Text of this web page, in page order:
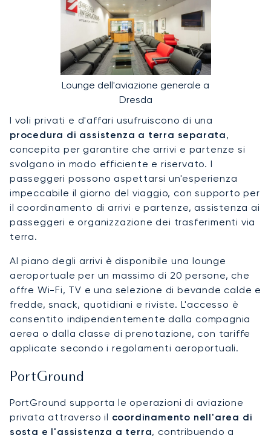
Lounge dell'aviazione generale a
Dresda
I voli privati e d'affari usufruiscono di una
procedura di assistenza a terra separata,
concepita per garantire che arrivi e partenze si
svolgano in modo efficiente e riservato. I
passeggeri possono aspettarsi un'esperienza
impeccabile il giorno del viaggio, con supporto per
il coordinamento di arrivi e partenze, assistenza ai
passeggeri e organizzazione dei trasferimenti via
terra.
Al piano degli arrivi è disponibile una lounge
aeroportuale per un massimo di 20 persone, che
offre Wi-Fi, TV e una selezione di bevande calde e
fredde, snack, quotidiani e riviste. L'accesso è
consentito indipendentemente dalla compagnia
aerea o dalla classe di prenotazione, con tariffe
applicate secondo i regolamenti aeroportuali.
PortGround
PortGround supporta le operazioni di aviazione
privata attraverso il coordinamento nell'area di
sosta e l'assistenza a terra, contribuendo a